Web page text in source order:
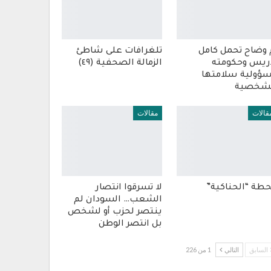
وضاح تحمل كامل
وحكومته
سلامتها
تلغرافات على شاطئ
الزمالة الصحفية (٤٩)
“الحناكية”
مقالات
لا تسرقوا انتصار
الشعب… السودان لم
ينتصر لحزب أو لشخص
بل انتصر الوطن
السابق التالي 1 من 226